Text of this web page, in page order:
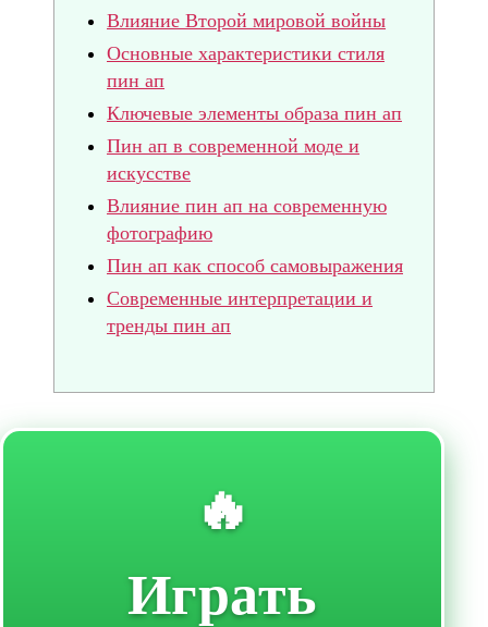
Влияние Второй мировой войны
Основные характеристики стиля
пин ап
Ключевые элементы образа пин ап
Пин ап в современной моде и
искусстве
Влияние пин ап на современную
фотографию
Пин ап как способ самовыражения
Современные интерпретации и
тренды пин ап
🔥
Играть